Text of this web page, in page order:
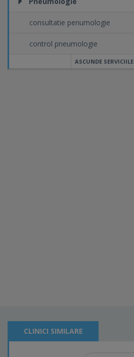
consultatie penumologie
control pneumologie
ASCUNDE SERVICIILE
CLINICI SIMILARE